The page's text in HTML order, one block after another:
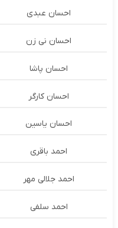
احسان عبدی
احسان نی زن
احسان پاشا
احسان کارگر
احسان یاسین
احمد باقری
احمد جلالی مهر
احمد سلفی